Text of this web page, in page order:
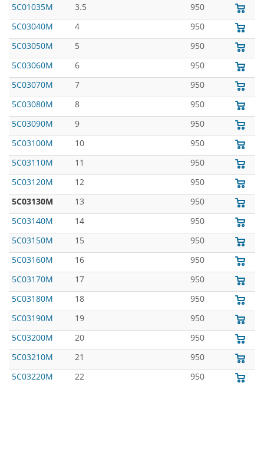
5C01035M
3.5
950
5C03040M
4
950
5C03050M
5
950
5C03060M
6
950
5C03070M
7
950
5C03080M
8
950
5C03090M
9
950
5C03100M
10
950
5C03110M
11
950
5C03120M
12
950
5C03130M
13
950
5C03140M
14
950
5C03150M
15
950
5C03160M
16
950
5C03170M
17
950
5C03180M
18
950
5C03190M
19
950
5C03200M
20
950
5C03210M
21
950
5C03220M
22 950